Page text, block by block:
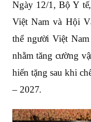
Ngày 12/1, Bộ Y
Việt Nam và Hội
thể người Việt
nhằm tăng cường
hiến tặng sau khi
– 2027.